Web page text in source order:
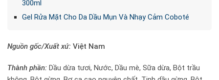
300ml
Gel Rửa Mặt Cho Da Dầu Mụn Và Nhạy Cảm Coboté
Nguồn gốc/Xuất xứ: Việt Nam
Thành phần: Dầu dừa tươi, Nước, Dầu mè, Sữa dừa, Bột trầu